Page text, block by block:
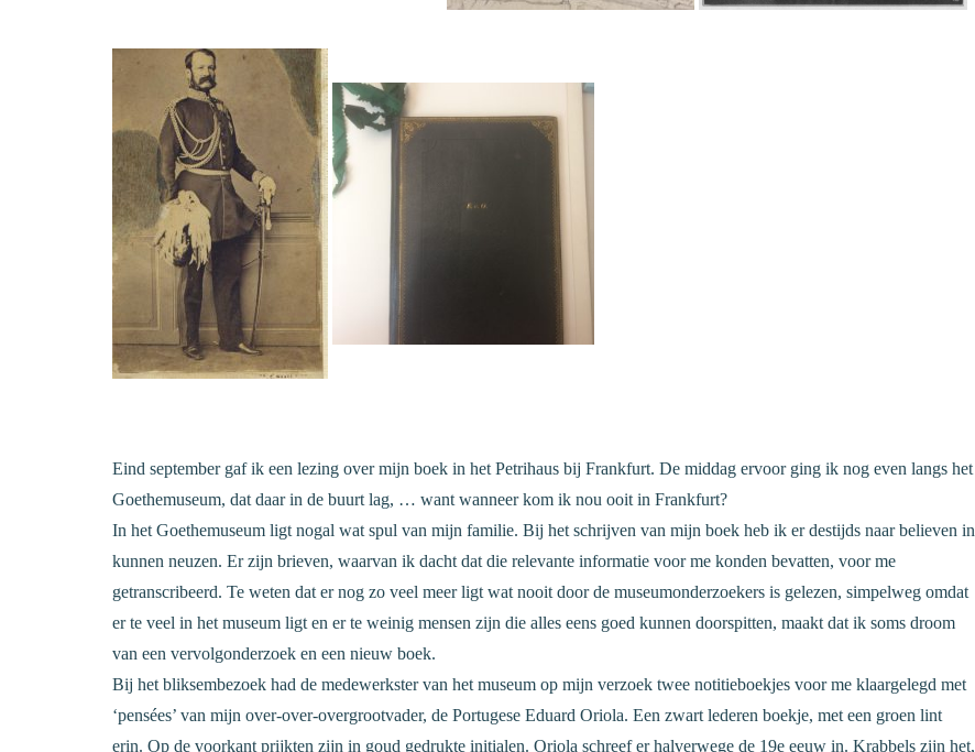
Eind september gaf ik een lezing over mijn boek in het Petrihaus bij Frankfurt. De middag ervoor ging ik nog even langs het
Goethemuseum, dat daar in de buurt lag, … want wanneer kom ik nou ooit in Frankfurt?
In het Goethemuseum ligt nogal wat spul van mijn familie. Bij het schrijven van mijn boek heb ik er destijds naar believen in
kunnen neuzen. Er zijn brieven, waarvan ik dacht dat die relevante informatie voor me konden bevatten, voor me
getranscribeerd. Te weten dat er nog zo veel meer ligt wat nooit door de museumonderzoekers is gelezen, simpelweg omdat
er te veel in het museum ligt en er te weinig mensen zijn die alles eens goed kunnen doorspitten, maakt dat ik soms droom
van een vervolgonderzoek en een nieuw boek.
Bij het bliksembezoek had de medewerkster van het museum op mijn verzoek twee notitieboekjes voor me klaargelegd met
‘pensées’ van mijn over-over-overgrootvader, de Portugese Eduard Oriola. Een zwart lederen boekje, met een groen lint
erin. Op de voorkant prijkten zijn in goud gedrukte initialen. Oriola schreef er halverwege de 19e eeuw in. Krabbels zijn het,